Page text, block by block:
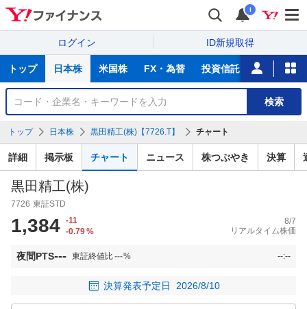
i
ログイン ID新規取得
サ
トップ 日本株 米国株 FX・為替 投資信託 ニュース
銘
検
索
検索
トップ 日本株 黒田精工(株)【7726.T】 チャート
詳細 掲示板 チャート ニュース 株つぶやき 決算
黒田精工(株)
7726 東証STD
1,384 -11
-0.79%
8/7
リアルタイム株価
夜間PTS--- 東証終値比---% --:--
決算発表予定日 2026/8/10